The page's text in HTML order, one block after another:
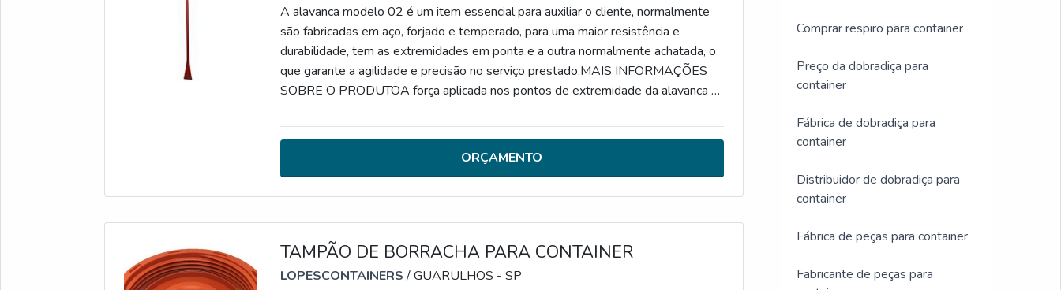
A alavanca modelo 02 é um item essencial para auxiliar o cliente, normalmente
são fabricadas em aço, forjado e temperado, para uma maior resistência e
durabilidade, tem as extremidades em ponta e a outra normalmente achatada, o
que garante a agilidade e precisão no serviço prestado.MAIS INFORMAÇÕES
SOBRE O PRODUTOA força aplicada nos pontos de extremidade da alavanca é
ponto de apoio e o ponto da aplicação da força aplicad
ORÇAMENTO
TAMPÃO DE BORRACHA PARA CONTAINER
LOPESCONTAINERS/ GUARULHOS - SP
Comprar respiro para container
Preço da dobradiça para
container
Fábrica de dobradiça para
container
Distribuidor de dobradiça para
container
Fábrica de peças para container
Fabricante de peças para